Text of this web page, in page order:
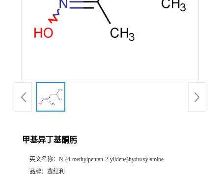
甲基异丁基酮肟
英文名称： N-(4-methylpentan-2-ylidene)hydroxylamine
品牌： 鑫红利